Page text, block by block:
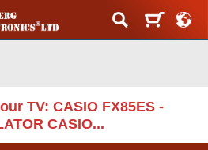
TV: CASIO FX85ES -
CASIO...